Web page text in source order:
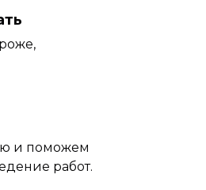
и поможем
работ.